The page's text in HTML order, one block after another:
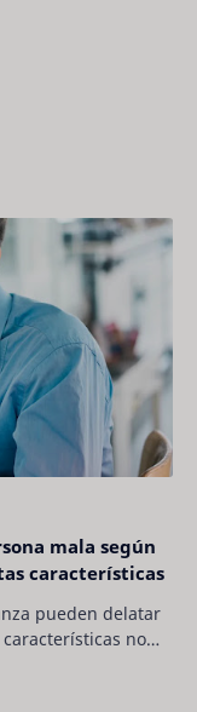
mala según
características
pueden delatar
no